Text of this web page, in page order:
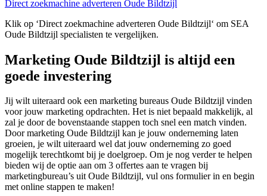
Direct zoekmachine adverteren Oude Bildtzijl
Klik op ‘Direct zoekmachine adverteren Oude Bildtzijl‘ om SEA
Oude Bildtzijl specialisten te vergelijken.
Marketing Oude Bildtzijl is altijd een
goede investering
Jij wilt uiteraard ook een marketing bureaus Oude Bildtzijl vinden
voor jouw marketing opdrachten. Het is niet bepaald makkelijk, al
zal je door de bovenstaande stappen toch snel een match vinden.
Door marketing Oude Bildtzijl kan je jouw onderneming laten
groeien, je wilt uiteraard wel dat jouw onderneming zo goed
mogelijk terechtkomt bij je doelgroep. Om je nog verder te helpen
bieden wij de optie aan om 3 offertes aan te vragen bij
marketingbureau’s uit Oude Bildtzijl, vul ons formulier in en begin
met online stappen te maken!